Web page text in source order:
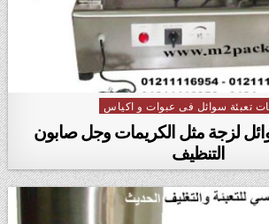
تعبئة سوائل فى عبوات و اكياس
لزجة مثل الكريمات وجل صابون
التنظيف